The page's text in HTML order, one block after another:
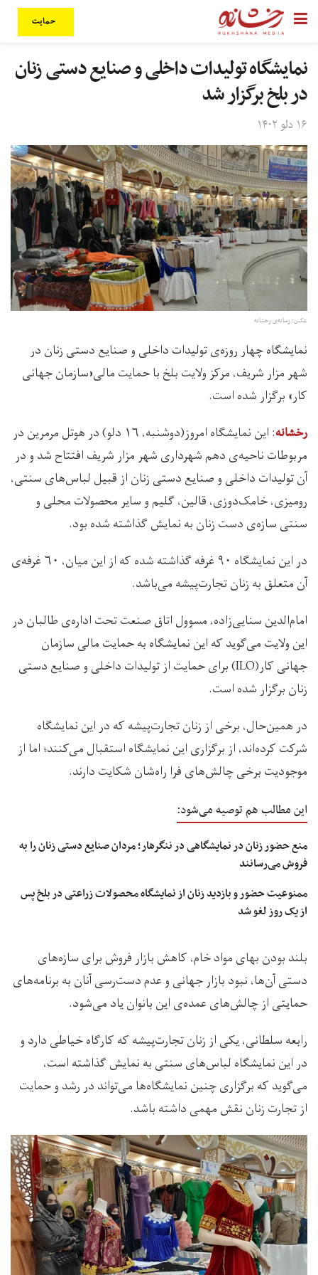
حمایت
نمایشگاه تولیدات داخلی و صنایع دستی زنان
در بلخ برگزار شد
۱۶ دلو ۱۴۰۲
عکس: رسانه‌ی رخشانه
نمایشگاه چهار روزه‌‌ی تولیدات داخلی و صنایع دستی زنان در
شهر مزار شریف، مرکز ولایت بلخ با حمایت مالی«سازمان جهانی
کار» برگزار شده است.
رخشانه
: این نمایشگاه امروز(دوشنبه، ۱۶ دلو) در هوتل مرمرین در
مربوطات ناحیه‌ی دهم شهرداری شهر مزار شریف افتتاح شد و در
آن تولیدات داخلی و صنایع دستی زنان از قبیل لباس‌های سنتی،
رومیزی، خامک‌دوزی، قالین، گلیم و سایر محصولات محلی و
سنتی سازه‌ی دست زنان به نمایش گذاشته شده بود.
در این نمایشگاه ۹۰ غرفه گذاشته شده که از این میان، ۶۰ غرفه‌ی
آن متعلق به زنان تجارت‌پیشه می‌باشد.
امام‌الدین سنایی‌زاده، مسوول اتاق صنعت تحت اداره‌ی طالبان در
این ولایت می‌گوید که این نمایشگاه به حمایت مالی سازمان
جهانی کار(ILO) برای حمایت از تولیدات داخلی و صنایع دستی
زنان برگزار شده است.
در همین‌حال، برخی از زنان تجارت‌پیشه که در این نمایشگاه
شرکت کرده‌اند، از برگزاری این نمایشگاه استقبال می‌کنند؛ اما از
موجودیت برخی چالش‌های فرا راه‌شان شکایت دارند.
این مطالب هم توصیه می‌شود:
منع حضور زنان در نمایشگاهی در ننگرهار؛ مردان صنایع دستی زنان را به
فروش می‌رسانند
ممنوعیت حضور و بازدید زنان از نمایشگاه محصولات زراعتی در بلخ پس
از یک روز لغو شد
بلند بودن بهای مواد خام، کاهش بازار فروش برای سازه‌های
دستی آن‌ها، نبود بازار جهانی و عدم دست‌رسی آنان به برنامه‌های
حمایتی از چالش‌های عمده‌ی این بانوان یاد می‌شود.
رابعه سلطانی، یکی از زنان تجارت‌پیشه که کارگاه خیاطی دارد و
در این نمایشگاه لباس‌های سنتی به نمایش گذاشته است،
می‌گوید که برگزاری چنین نمایشگاه‌ها می‌تواند در رشد و حمایت
از تجارت زنان نقش مهمی داشته باشد.